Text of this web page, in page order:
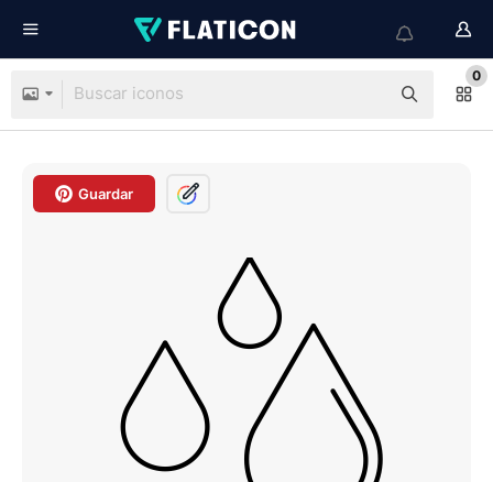
0
Guardar